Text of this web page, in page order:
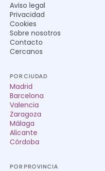
Aviso legal
Privacidad
Cookies
Sobre nosotros
Contacto
Cercanos
POR CIUDAD
Madrid
Barcelona
Valencia
Zaragoza
Málaga
Alicante
Córdoba
POR PROVINCIA